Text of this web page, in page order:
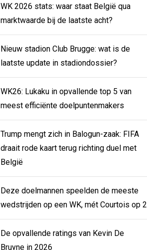
WK 2026 stats: waar staat België qua
marktwaarde bij de laatste acht?
Nieuw stadion Club Brugge: wat is de
laatste update in stadiondossier?
WK26: Lukaku in opvallende top 5 van
meest efficiënte doelpuntenmakers
Trump mengt zich in Balogun-zaak: FIFA
draait rode kaart terug richting duel met
België
Deze doelmannen speelden de meeste
wedstrijden op een WK, mét Courtois op 2
De opvallende ratings van Kevin De
Bruyne in 2026